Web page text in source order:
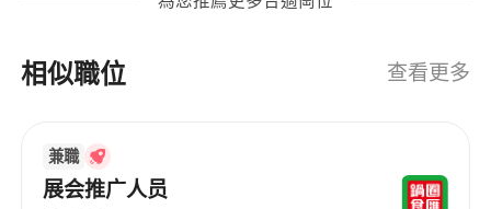
廣活動與內容排期。
性。
提升粉絲互動、關注度及轉化效果。
【任職要求】
相似職位 查看更多
兼職
展会推广人员